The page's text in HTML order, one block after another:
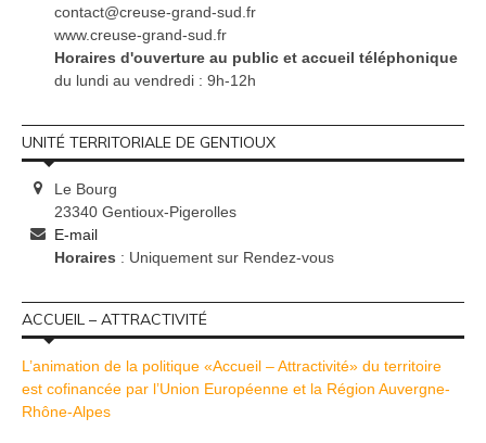
contact@creuse-grand-sud.fr
www.creuse-grand-sud.fr
Horaires d'ouverture au public et accueil téléphonique
du lundi au vendredi : 9h-12h
UNITÉ TERRITORIALE DE GENTIOUX
Le Bourg
23340 Gentioux-Pigerolles
E-mail
Horaires : Uniquement sur Rendez-vous
ACCUEIL – ATTRACTIVITÉ
L’animation de la politique «Accueil – Attractivité» du territoire
est cofinancée par l’Union Européenne et la Région Auvergne-
Rhône-Alpes